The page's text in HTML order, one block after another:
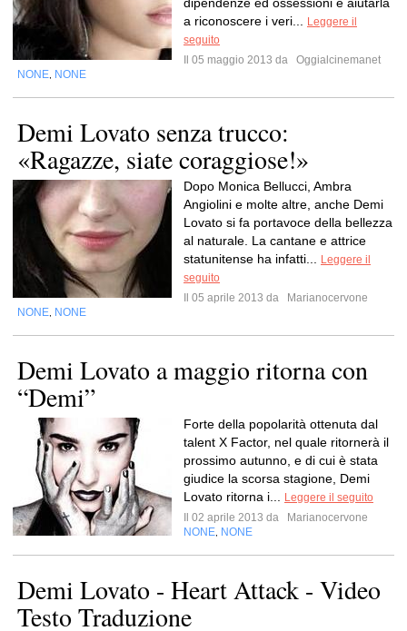
a riconoscere i veri...
Leggere il
seguito
Il 05 maggio 2013 da
Oggialcinemanet
NONE NONE
Demi Lovato senza trucco:
«Ragazze, siate coraggiose!»
Dopo Monica Bellucci, Ambra
Angiolini e molte altre, anche Demi
Lovato si fa portavoce della bellezza
al naturale. La cantane e attrice
statunitense ha infatti...
Leggere il
seguito
Il 05 aprile 2013 da
Marianocervone
NONE NONE
Demi Lovato a maggio ritorna con
“Demi”
Forte della popolarità ottenuta dal
talent X Factor, nel quale ritornerà il
prossimo autunno, e di cui è stata
giudice la scorsa stagione, Demi
Lovato ritorna i...
Leggere il seguito
Il 02 aprile 2013 da
Marianocervone
NONE NONE
Demi Lovato - Heart Attack - Video
Testo Traduzione